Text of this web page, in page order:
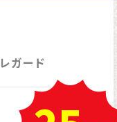
レガード